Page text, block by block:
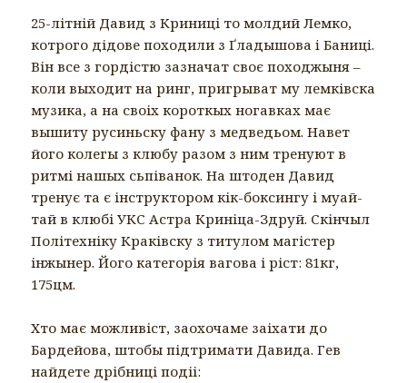
25-літній Давид з Криниці то молдий Лемко,
котрого дідове походили з Ґладышова i Баницi.
Він все з гордістю зазначат своє походжыня –
коли выходит на ринг, пригрыват му лемківска
музика, а на своіх короткых ногавках має
вышиту русиньску фану з медведьом. Навет
його колегы з клюбу разом з ним тренуют в
ритмі нашых сьпіванок. На штоден Давид
тренує та є інструктором кік-боксингу і муай-
тай в клюбі УКС Астра Криніца-Здруй. Скінчыл
Політехніку Краківску з титулом магістер
інжынер. Його категорія вагова і ріст: 81кг,
175цм.
Хто має можливіст, заохочаме заіхати до
Бардейова, штобы підтримати Давида. Гев
найдете дрібниці подіі: